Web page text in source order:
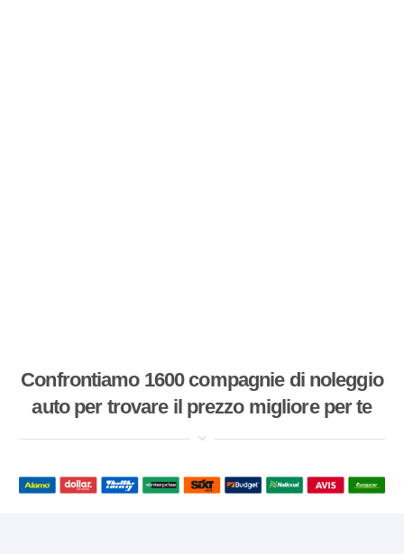
Confrontiamo 1600 compagnie di noleggio
auto per trovare il prezzo migliore per te